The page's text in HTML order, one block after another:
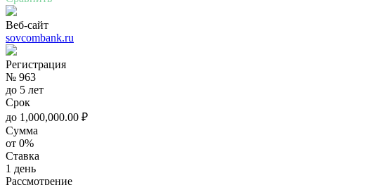
Веб-сайт
sovcombank.ru
Регистрация
№ 963
до 5 лет
Срок
до 1,000,000.00 ₽
Сумма
от 0%
Ставка
1 день
Рассмотрение